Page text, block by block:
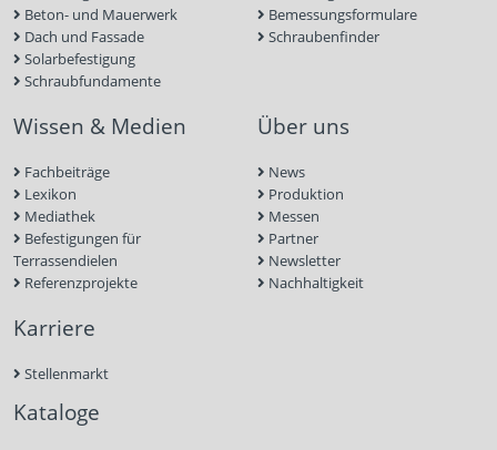
Beton- und Mauerwerk
Dach und Fassade
Solarbefestigung
Schraubfundamente
Bemessungsformulare
Schraubenfinder
Wissen & Medien
Fachbeiträge
Lexikon
Mediathek
Befestigungen für
Terrassendielen
Referenzprojekte
Über uns
News
Produktion
Messen
Partner
Newsletter
Nachhaltigkeit
Karriere
Stellenmarkt
Kataloge